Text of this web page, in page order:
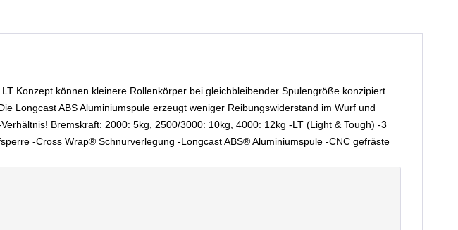
Konzept können kleinere Rollenkörper bei gleichbleibender Spulengröße konzipiert
Longcast ABS Aluminiumspule erzeugt weniger Reibungswiderstand im Wurf und
Bremskraft: 2000: 5kg, 2500/3000: 10kg, 4000: 12kg -LT (Light & Tough) -3
-Cross Wrap® Schnurverlegung -Longcast ABS® Aluminiumspule -CNC gefräste